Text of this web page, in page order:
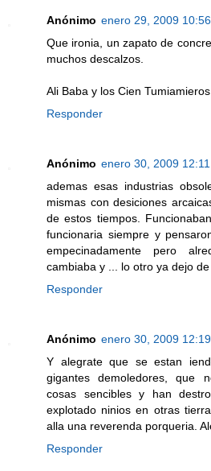
Anónimo enero 29, 2009 10:56
Que ironia, un zapato de
muchos descalzos.
Ali Baba y los Cien Tumiamieros
Responder
Anónimo enero 30, 2009 12:11
ademas esas industrias
mismas con desiciones
de estos tiempos.
funcionaria siempre y
empecinadamente pero
cambiaba y ... lo otro ya dejo de
Responder
Anónimo enero 30, 2009 12:19
Y alegrate que se estan
gigantes demoledores, que
cosas sencibles y han
explotado ninios en otras
alla una reverenda porqueria.
Responder